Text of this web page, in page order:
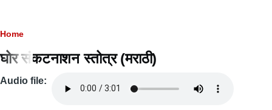
Breadcrumb
Home
घोर संकटनाशन स्तोत्र (मराठी)
Audio file